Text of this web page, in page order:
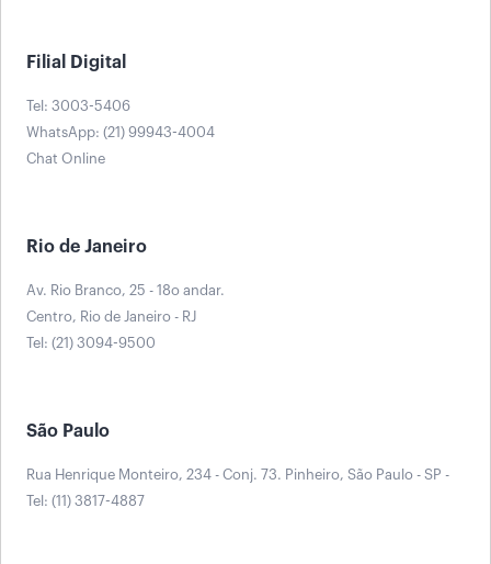
Filial Digital
Tel: 3003-5406
WhatsApp: (21) 99943-4004
Chat Online
Rio de Janeiro
Av. Rio Branco, 25 - 18o andar.
Centro, Rio de Janeiro - RJ
Tel: (21) 3094-9500
São Paulo
Rua Henrique Monteiro, 234 - Conj. 73. Pinheiro, São Paulo - SP -
Tel: (11) 3817-4887